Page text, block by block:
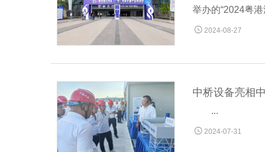
举办的“2024粤
 2024-08-27
中桥设备亮相
...
 2024-07-31